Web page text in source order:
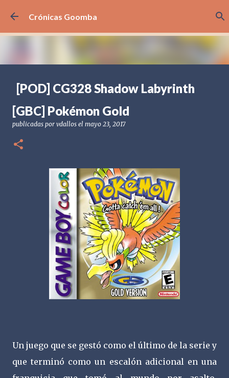
Ir al contenido principal
Crónicas Goomba
[POD] CG328 Shadow Labyrinth
[PS5] PLAYSTATION 5
[GBC] Pokémon Gold
publicadas por vdallos el mayo 23, 2017
Un juego que se gestó como el último de la serie y
que terminó como un escalón adicional en una